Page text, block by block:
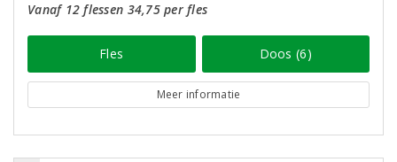
Vanaf 12 flessen 34,75 per fles
Fles Doos (6)
Meer informatie